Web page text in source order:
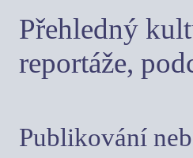
Přehledný
reportáže,
Publikování